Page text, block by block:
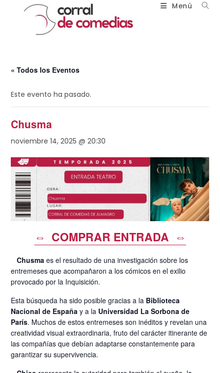
Menú
« Todos los Eventos
Este evento ha pasado.
Chusma
noviembre 14, 2025 @ 20:30
⇔ COMPRAR ENTRADA ⇔
Chusma es el resultado de una investigación sobre los
entremeses que acompañaron a los cómicos en el exilio
provocado por la Inquisición.
Esta búsqueda ha sido posible gracias a la Biblioteca
Nacional de España y a la Universidad La Sorbona de
París. Muchos de estos entremeses son inéditos y revelan una
creatividad visual extraordinaria, fruto del carácter itinerante de
las compañías que debían adaptarse constantemente para
garantizar su supervivencia.